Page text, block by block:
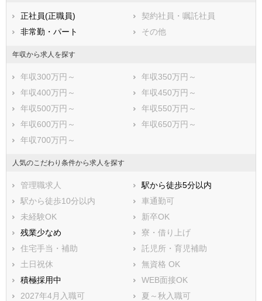
正社員(正職員)
契約社員・嘱託社員
非常勤・パート
その他
年収から求人を探す
年収300万円～
年収350万円～
年収400万円～
年収450万円～
年収500万円～
年収550万円～
年収600万円～
年収650万円～
年収700万円～
人気のこだわり条件から求人を探す
管理職求人
駅から徒歩5分以内
駅から徒歩10分以内
車通勤可
未経験OK
新卒OK
残業少なめ
寮・借り上げ
住宅手当・補助
託児所・育児補助
土日祝休
無資格 OK
積極採用中
WEB面接OK
2027年4月入職可
夏～秋入職可